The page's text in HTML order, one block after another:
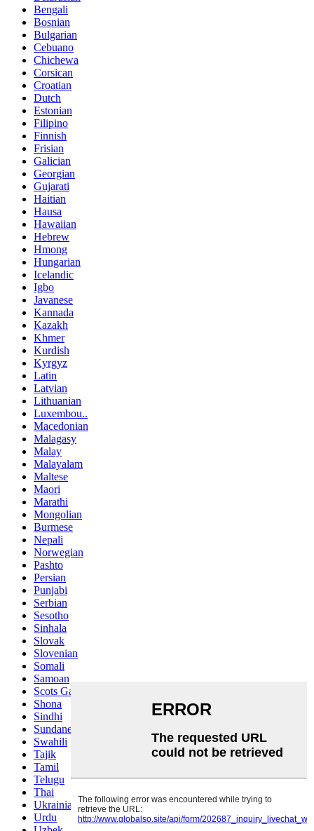
Bengali
Bosnian
Bulgarian
Cebuano
Chichewa
Corsican
Croatian
Dutch
Estonian
Filipino
Finnish
Frisian
Galician
Georgian
Gujarati
Haitian
Hausa
Hawaiian
Hebrew
Hmong
Hungarian
Icelandic
Igbo
Javanese
Kannada
Kazakh
Khmer
Kurdish
Kyrgyz
Latin
Latvian
Lithuanian
Luxembou..
Macedonian
Malagasy
Malay
Malayalam
Maltese
Maori
Marathi
Mongolian
Burmese
Nepali
Norwegian
Pashto
Persian
Punjabi
Serbian
Sesotho
Sinhala
Slovak
Slovenian
Somali
Samoan
Scots Gaelic
Shona
Sindhi
Sundanese
Swahili
Tajik
Tamil
Telugu
Thai
Ukrainian
Urdu